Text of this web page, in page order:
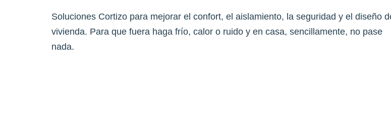
Soluciones Cortizo para mejorar el confort, el aislamiento, la seguridad y el diseño
vivienda. Para que fuera haga frío, calor o ruido y en casa, sencillamente, no pase
nada.